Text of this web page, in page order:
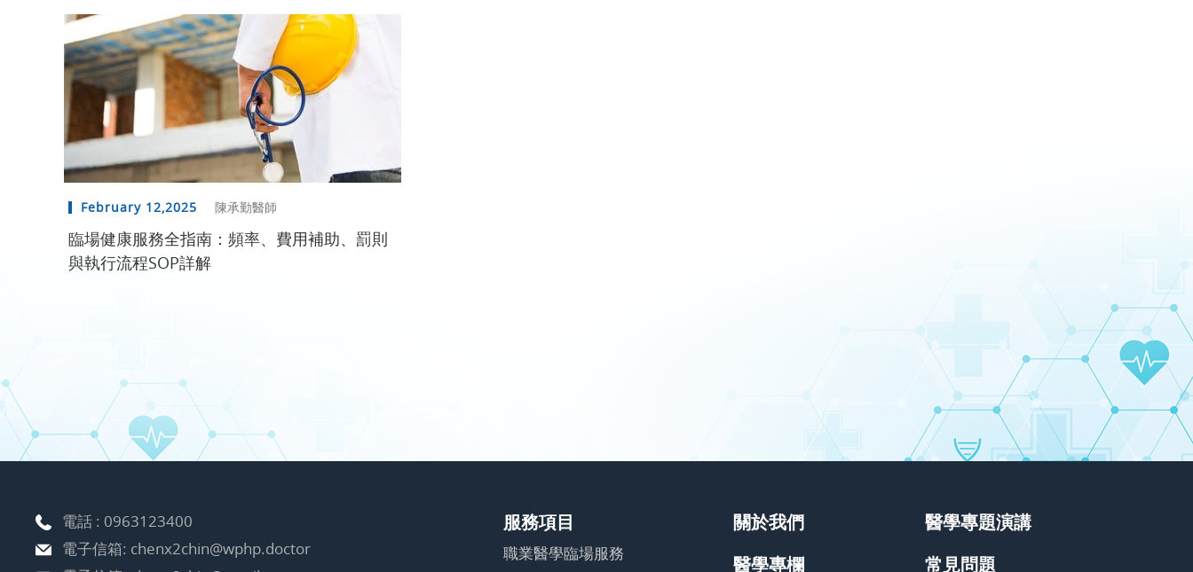
February 12,2025 陳承勤醫師
臨場健康服務全指南：頻率、費用補助、罰則
與執行流程SOP詳解
服務項目
職業醫學臨場服務
關於我們
醫學專題演講
醫學專欄
常見問題
電話 : 0963123400
電子信箱: chenx2chin@wphp.doctor